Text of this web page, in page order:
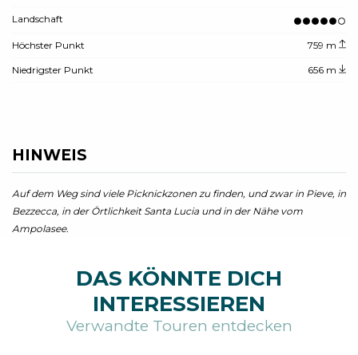
Landschaft
Höchster Punkt 759 m
Niedrigster Punkt 656 m
HINWEIS
Auf dem Weg sind viele Picknickzonen zu finden, und zwar in Pieve, in
Bezzecca, in der Örtlichkeit Santa Lucia und in der Nähe vom
Ampolasee.
DAS KÖNNTE DICH
INTERESSIEREN
Verwandte Touren entdecken